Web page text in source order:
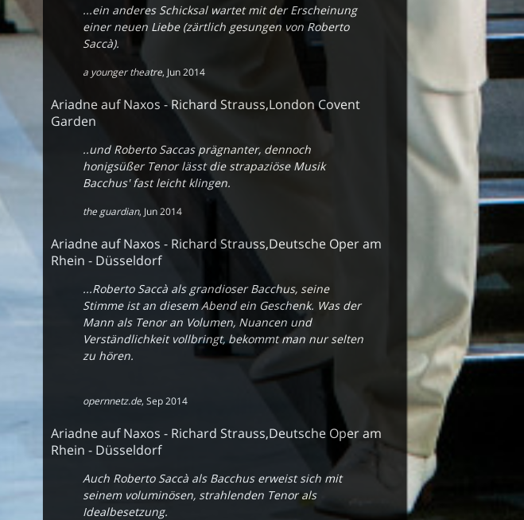
...ein anderes Schicksal wartet mit der Erscheinung
einer neuen Liebe (zärtlich gesungen von Roberto
Saccà).
a younger theatre, Jun 2014
Ariadne auf Naxos - Richard Strauss,London Covent
Garden
..und Roberto Saccas prägnanter, dennoch
honigsüßer Tenor lässt die strapaziöse Musik
Bacchus' fast leicht klingen.
the guardian, Jun 2014
Ariadne auf Naxos - Richard Strauss,Deutsche Oper am
Rhein - Düsseldorf
...Roberto Saccà als grandioser Bacchus, seine
Stimme ist an diesem Abend ein Geschenk. Was der
Mann als Tenor an Volumen, Nuancen und
Verständlichkeit vollbringt, bekommt man nur selten
zu hören.
opernnetz.de,Sep 2014
Ariadne auf Naxos - Richard Strauss,Deutsche Oper am
Rhein - Düsseldorf
Auch Roberto Saccà als Bacchus erweist sich mit
seinem voluminösen, strahlenden Tenor als
Idealbesetzung.